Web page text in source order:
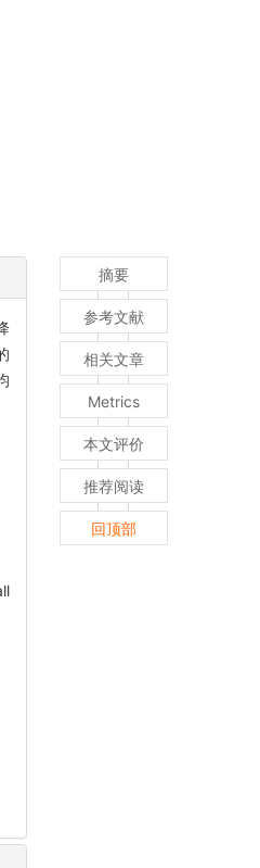
摘要
参考文献
相关文章
Metrics
本文评价
推荐阅读
回顶部